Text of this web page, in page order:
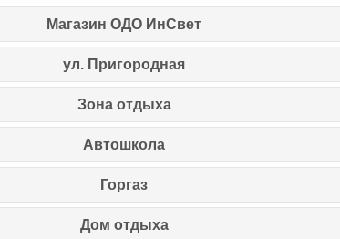
Магазин ОДО ИнСвет
ул. Пригородная
Зона отдыха
Автошкола
Горгаз
Дом отдыха